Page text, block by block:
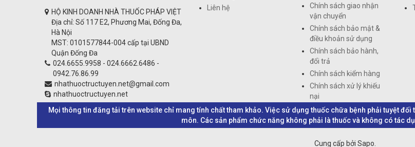
HỘ KINH DOANH NHÀ THUỐC PHÁP VIỆT
Địa chỉ: Số 117 E2, Phương Mai, Đống Đa,
Hà Nội
MST: 0101577844-004 cấp tại UBND
Quận Đống Đa
024.6655.9958 - 024.6662.6486 -
0942.76.86.99
nhathuoctructuyen.net@gmail.com
nhathuoctructuyen.net
Liên hệ
Chính sách giao nhận
vận chuyển
Chính sách bảo mật &
điều khoản sử dụng
Chính sách bảo hành,
đổi trả
Chính sách kiểm hàng
Chính sách xử lý khiếu
nại
Mọi thông tin đăng tải trên website chỉ mang tính chất tham khảo. Việc sử dụng thuốc chữa bệnh phải tuyệt
môn. Các sản phẩm chức năng không phải là thuốc và không có tác
Cung cấp bởi Sapo.